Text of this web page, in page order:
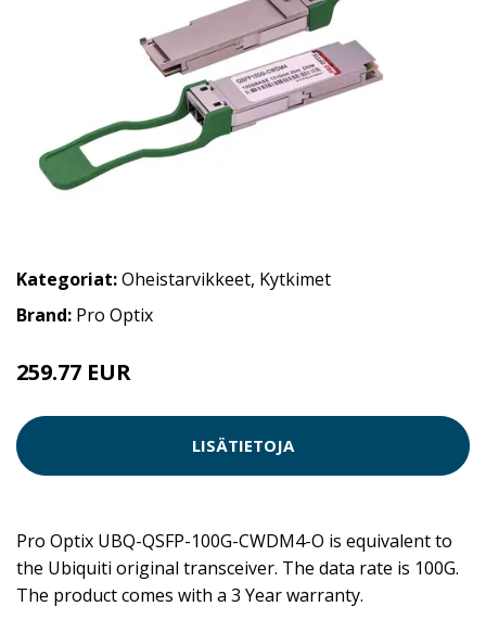
Kategoriat:Oheistarvikkeet, Kytkimet
Brand: Pro Optix
259.77 EUR
LISÄTIETOJA
Pro Optix UBQ-QSFP-100G-CWDM4-O is equivalent to
the Ubiquiti original transceiver. The data rate is 100G.
The product comes with a 3 Year warranty.